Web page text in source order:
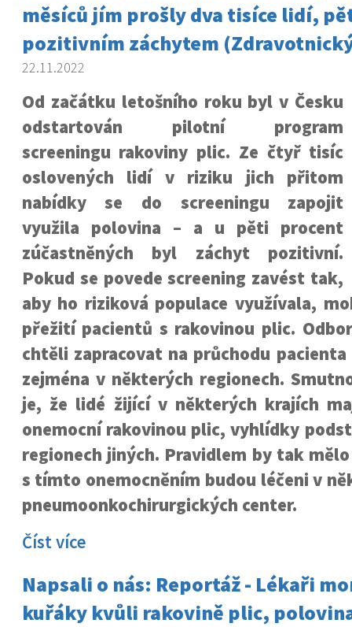
měsíců jím prošly dva tisíce lidí,
pozitivním záchytem
22.11.2022
Od začátku letošního roku byl v Česku
odstartován pilotní program
screeningu rakoviny plic. Ze čtyř tisíc
oslovených lidí v riziku jich přitom
nabídky se do screeningu zapojit
využila polovina – a u pěti procent
zúčastněných byl záchyt pozitivní.
Pokud se povede screening zavést tak,
aby ho riziková populace využívala,
přežití pacientů s rakovinou plic.
chtěli zapracovat na průchodu
zejména v některých regionech.
je, že lidé žijící v některých krajích
onemocní rakovinou plic, vyhlídky
regionech jiných. Pravidlem by tak
s tímto onemocněním budou léčeni v
pneumoonkochirurgických center.
Číst více
Napsali o nás: Reportáž - Lékaři
kuřáky kvůli rakovině plic,